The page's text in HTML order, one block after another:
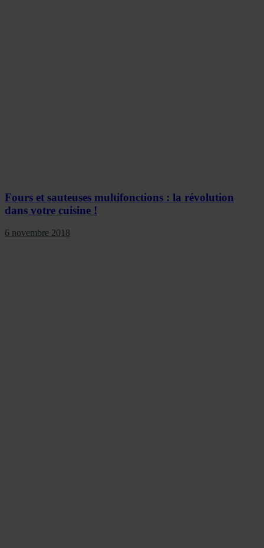
Fours et sauteuses multifonctions : la révolution
dans votre cuisine !
6 novembre 2018